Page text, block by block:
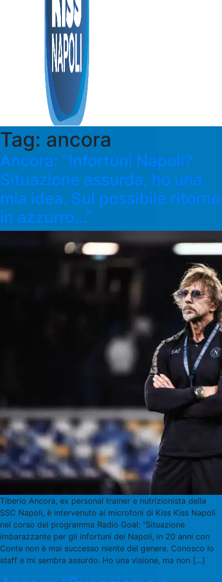
Tag: ancora
Ancora: “Infortuni Napoli?
Situazione assurda, ho una
mia idea. Sul possibile ritorno
in azzurro…”
Tiberio Ancora, ex personal trainer e nutrizionista della
SSC Napoli, è intervenuto ai microfoni di Kiss Kiss Napoli
nel corso del programma Radio Goal: “Situazione
imbarazzante per gli infortuni del Napoli, in 20 anni con
Conte non è mai successo niente del genere. Conosco lo
staff e mi sembra assurdo. Ho una visione, ma non […]